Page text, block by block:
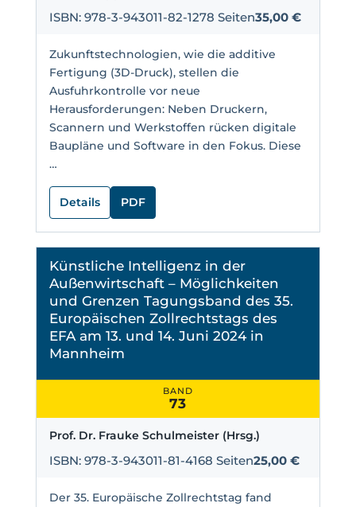
ISBN: 978-3-943011-82-1278 Seiten35,00 €
Zukunftstechnologien, wie die additive
Fertigung (3D-Druck), stellen die
Ausfuhrkontrolle vor neue
Herausforderungen: Neben Druckern,
Scannern und Werkstoffen rücken digitale
Baupläne und Software in den Fokus. Diese
…
Details PDF
Künstliche Intelligenz in der
Außenwirtschaft – Möglichkeiten
und Grenzen Tagungsband des 35.
Europäischen Zollrechtstags des
EFA am 13. und 14. Juni 2024 in
Mannheim
BAND
73
Prof. Dr. Frauke Schulmeister (Hrsg.)
ISBN: 978-3-943011-81-4168 Seiten25,00 €
Der 35. Europäische Zollrechtstag fand